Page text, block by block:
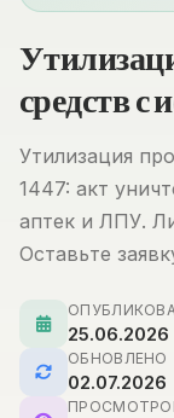
средств с
Утилизация
1447: акт
аптек и ЛПУ.
Оставьте
25.06.2026
ОБНОВЛЕНО
02.07.2026